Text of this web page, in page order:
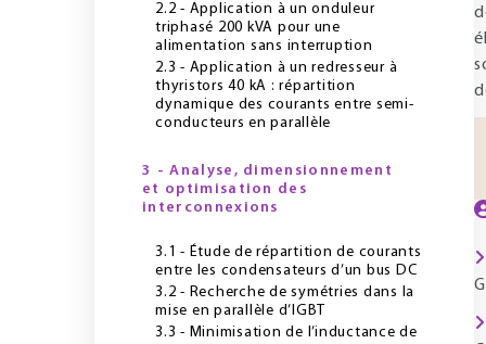
2.2 - Application à un onduleur
triphasé 200 kVA pour une
alimentation sans interruption
2.3 - Application à un redresseur à
thyristors 40 kA : répartition
dynamique des courants entre semi-
conducteurs en parallèle
3 - Analyse, dimensionnement
et optimisation des
interconnexions
3.1 - Étude de répartition de courants
entre les condensateurs d’un bus DC
3.2 - Recherche de symétries dans la
mise en parallèle d’IGBT
3.3 - Minimisation de l’inductance de